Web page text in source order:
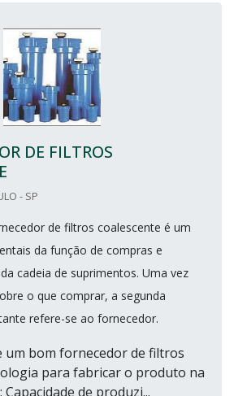
DE FILTROS
- SP
de filtros coalescente é um
da função de compras e
cadeia de suprimentos. Uma vez
o que comprar, a segunda
refere-se ao fornecedor.
um bom fornecedor de filtros
para fabricar o produto na
de produzi...